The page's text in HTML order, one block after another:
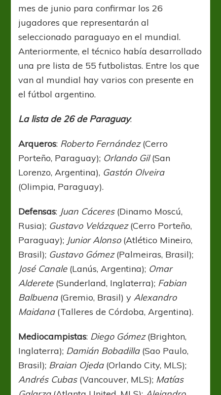
mes de junio para confirmar los 26
jugadores que representarán al
seleccionado paraguayo en el mundial.
Anteriormente, el técnico había desarrollado
una pre lista de 55 futbolistas. Entre los que
van al mundial hay varios con presente en
el fútbol argentino.
La lista de 26 de Paraguay:
Arqueros: Roberto Fernández(Cerro
Porteño, Paraguay); Orlando Gil(San
Lorenzo, Argentina), Gastón Olveira
(Olimpia, Paraguay).
Defensas: Juan Cáceres(Dinamo Moscú,
Rusia); Gustavo Velázquez(Cerro Porteño,
Paraguay); Junior Alonso(Atlético Mineiro,
Brasil); Gustavo Gómez(Palmeiras, Brasil);
José Canale(Lanús, Argentina); Omar
Alderete(Sunderland, Inglaterra); Fabian
Balbuena(Gremio, Brasil) yAlexandro
Maidana(Talleres de Córdoba, Argentina).
Mediocampistas: Diego Gómez(Brighton,
Inglaterra); Damián Bobadilla(Sao Paulo,
Brasil); Braian Ojeda(Orlando City, MLS);
Andrés Cubas(Vancouver, MLS); Matías